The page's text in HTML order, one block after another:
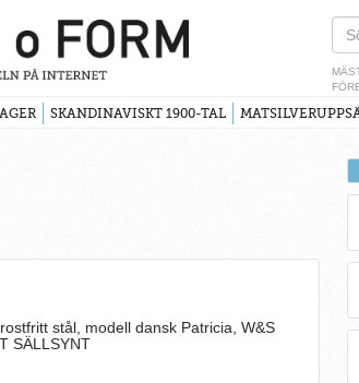
SKANDINAVISKT 1900-TAL
stål, modell dansk Patricia, W&S
SÄLLSYNT